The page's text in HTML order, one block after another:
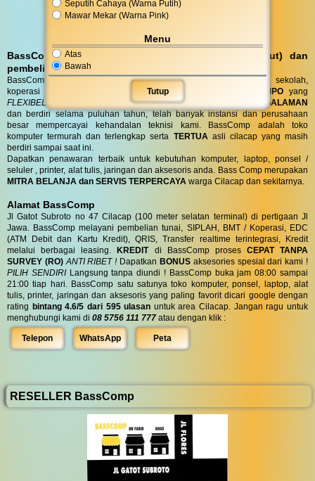
Seputih Cahaya (Warna Putih)
Mawar Mekar (Warna Pink)
Menu
Atas
Bawah
Tutup
BassComp melayani servis kunjungan (antar jemput) dan
pembelian DO (Delivery Order)
BassComp juga melayani servis dan penjualan untuk instansi, sekolah,
koperasi dan perusahaan denganTENOR PEMBAYARAN TEMPO yang
FLEXIBEL sesuai kebutuhan anda. Toko BassComp telah
BERPENGALAMAN
dan berdiri selama puluhan tahun, telah banyak instansi dan perusahaan
besar mempercayai kehandalan teknisi kami. BassComp adalah toko
komputer termurah dan terlengkap serta TERTUAasli cilacap yang masih
berdiri sampai saat ini.
Dapatkan penawaran terbaik untuk kebutuhan komputer, laptop, ponsel /
seluler , printer, alat tulis, jaringan dan aksesoris anda. Bass Comp merupakan
MITRA BELANJA dan SERVIS TERPERCAYA warga Cilacap dan sekitarnya.
Alamat BassComp
Jl Gatot Subroto no 47 Cilacap (100 meter selatan terminal) di pertigaan Jl
Jawa. BassComp melayani pembelian tunai, SIPLAH, BMT / Koperasi, EDC
(ATM Debit dan Kartu Kredit), QRIS, Transfer realtime terintegrasi, Kredit
melalui berbagai leasing.
KREDITdi BassComp proses CEPAT TANPA
SURVEY (RO) ANTI RIBET !Dapatkan BONUSaksesories spesial dari kami !
PILIH SENDIRILangsung tanpa diundi ! BassComp buka jam 08:00 sampai
21:00 tiap hari. BassComp satu satunya toko komputer, ponsel, laptop, alat
tulis, printer, jaringan dan aksesoris yang paling favorit dicari google dengan
rating bintang 4.6/5 dari 595 ulasan untuk area Cilacap. Jangan ragu untuk
menghubungi kami di 08 5756 111 777 atau dengan klik :
Telepon WhatsApp Peta
RESELLER BassComp